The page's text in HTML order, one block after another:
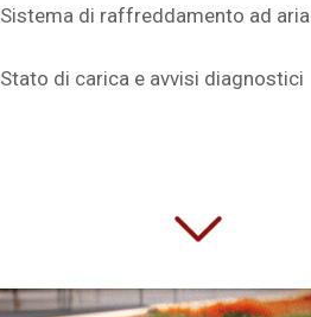
Sistema di raffreddamento ad aria
Stato di carica e avvisi diagnostici